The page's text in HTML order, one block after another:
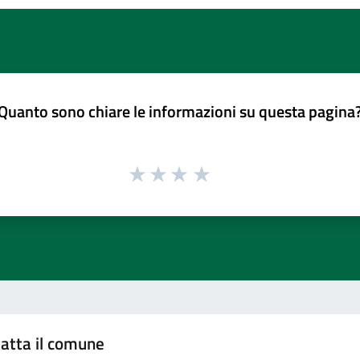
sono chiare le informazioni su questa
il comune